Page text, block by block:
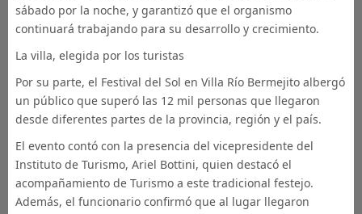
sábado por la noche, y garantizó que el organismo
continuará trabajando para su desarrollo y crecimiento.
La villa, elegida por los turistas
Por su parte, el Festival del Sol en Villa Río Bermejito albergó
un público que superó las 12 mil personas que llegaron
desde diferentes partes de la provincia, región y el país.
El evento contó con la presencia del vicepresidente del
Instituto de Turismo, Ariel Bottini, quien destacó el
acompañamiento de Turismo a este tradicional festejo.
Además, el funcionario confirmó que al lugar llegaron